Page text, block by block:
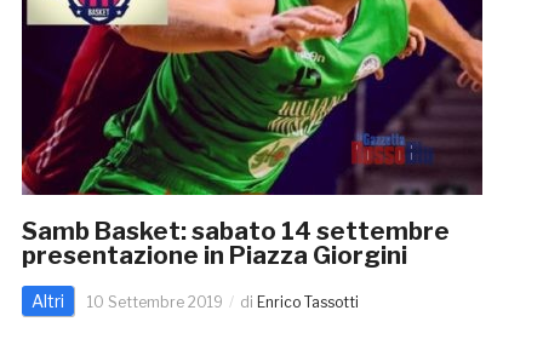
Samb Basket: sabato 14 settembre
presentazione in Piazza Giorgini
Altri 10 Settembre 2019 di Enrico Tassotti